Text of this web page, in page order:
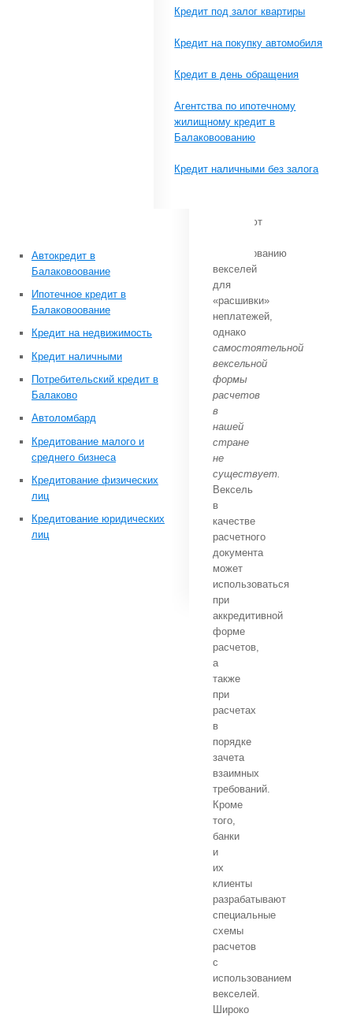
Кредит под залог квартиры
Кредит на покупку автомобиля
Кредит в день обращения
Агентства по ипотечному
жилищному кредит в
Балаковоованию
Кредит наличными без залога
отметить,
в
настоящее
время
и
прибегают
использованию
векселей
для
«расшивки»
неплатежей,
однако
самостоятельной
вексельной
формы
расчетов
в
нашей
стране
не
существует.
Вексель
в
качестве
расчетного
документа
может
использоваться
при
аккредитивной
форме
расчетов,
а
также
при
расчетах
в
порядке
зачета
взаимных
требований.
Кроме
того,
банки
и
их
клиенты
разрабатывают
специальные
схемы
расчетов
с
использованием
векселей.
Широко
Автокредит в
Балаковоование
Ипотечное кредит в
Балаковоование
Кредит на недвижимость
Кредит наличными
Потребительский кредит в
Балаково
Автоломбард
Кредитование малого и
среднего бизнеса
Кредитование физических
лиц
Кредитование юридических
лиц